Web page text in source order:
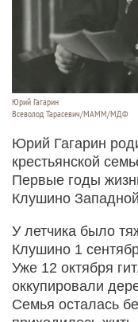
Юрий Гагарин
Всеволод Тарасевич/МАММ/МДФ
Юрий Гагарин
крестьянской
Первые годы
Клушино
У летчика было
Клушино 1
Уже 12 октября
оккупировали
Семья осталась